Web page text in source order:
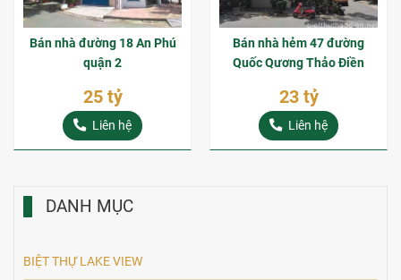
Bán nhà đường 18 An Phú
quận 2
25 tỷ
Liên hệ
Bán nhà hẻm 47 đường
Quốc Qương Thảo Điền
23 tỷ
Liên hệ
DANH MỤC
BIỆT THỰ LAKE VIEW